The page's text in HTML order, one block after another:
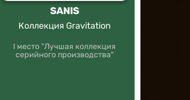
SANIS
Коллекция Gravitation
I место "Лучшая коллекция
серийного производства"